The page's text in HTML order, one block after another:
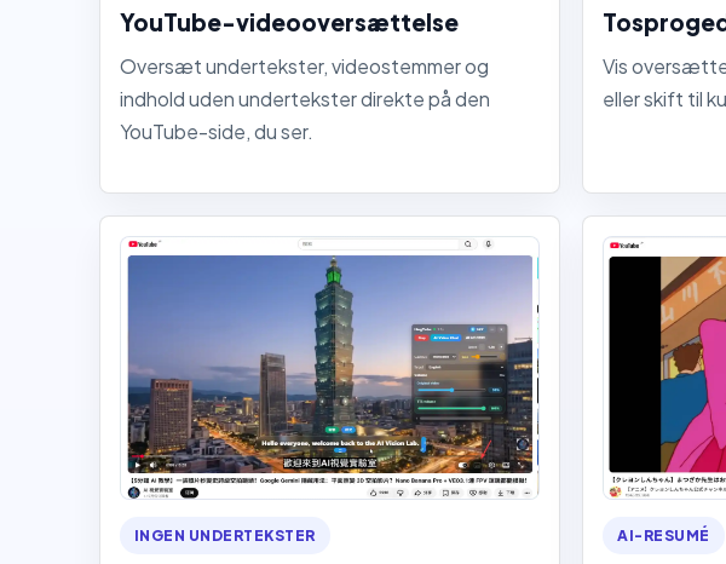
YouTube-videooversættelse
Oversæt undertekster, videostemmer og
indhold uden undertekster direkte på den
YouTube-side, du ser.
Vis
eller skift til
INGEN UNDERTEKSTER AI-RESUMÉ